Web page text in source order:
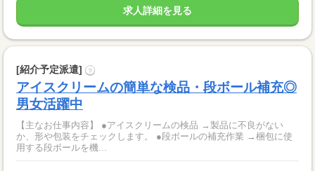
求人詳細を見る
[紹介予定派遣] ?
アイスクリームの簡単な検品・段ボール補充◎
男女活躍中
【主なお仕事内容】 ●アイスクリームの検品 →製品に不良がない
か、形や包装をチェックします。 ●段ボールの補充作業 →梱包に使
用する段ボールを機...